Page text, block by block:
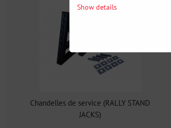
Chandelles de service (RALLY STAND
JACKS)
Show details